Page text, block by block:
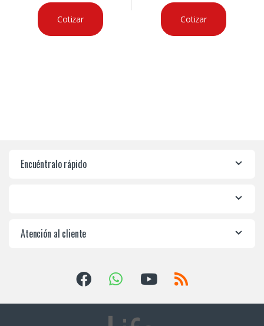
Cotizar Cotizar
Encuéntralo rápido
Atención al cliente